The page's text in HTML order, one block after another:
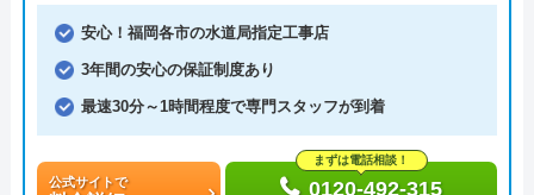
安心！福岡各市の水道局指定工事店
3年間の安心の保証制度あり
最速30分～1時間程度で専門スタッフが到着
公式サイトで
まずは電話相談！
0120-492-315